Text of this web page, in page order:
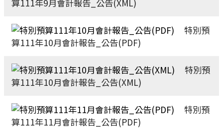
算111年9月會計報告_公告(XML)
特別預
算111年10月會計報告_公告(PDF)
特別預
算111年10月會計報告_公告(XML)
特別預
算111年11月會計報告_公告(PDF)